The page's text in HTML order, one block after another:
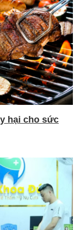
hại cho sức